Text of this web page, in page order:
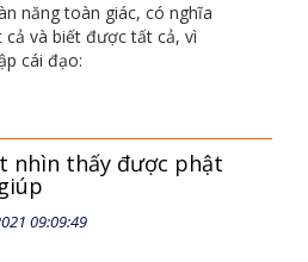
năng toàn giác, có nghĩa
và biết được tất cả, vì
cái đạo:
nhìn thấy được phật
09:09:49